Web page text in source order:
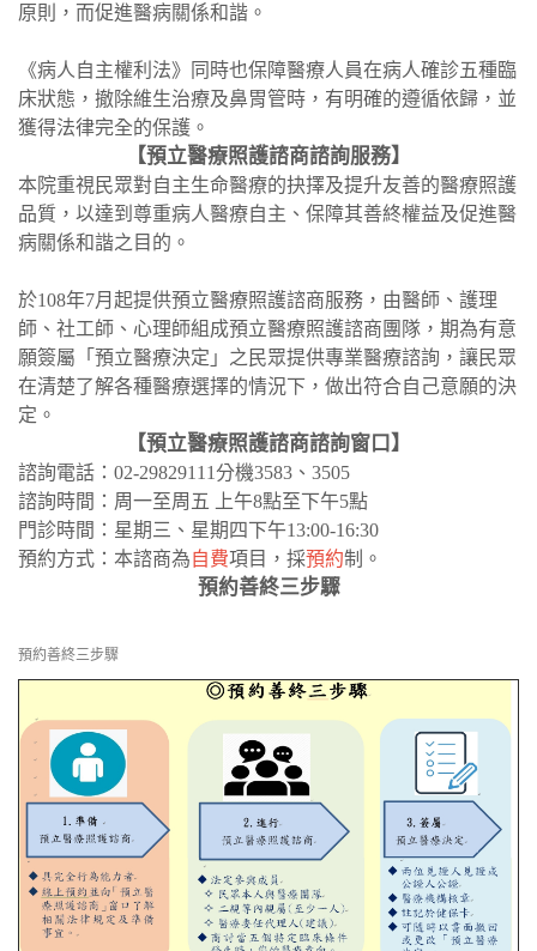
原則，而促進醫病關係和諧。
《病人自主權利法》同時也保障醫療人員在病人確診五種臨
床狀態，撤除維生治療及鼻胃管時，有明確的遵循依歸，並
獲得法律完全的保護。
【預立醫療照護諮商諮詢服務】
本院重視民眾對自主生命醫療的抉擇及提升友善的醫療照護
品質，以達到尊重病人醫療自主、保障其善終權益及促進醫
病關係和諧之目的。
於108年7月起提供預立醫療照護諮商服務，由醫師、護理
師、社工師、心理師組成預立醫療照護諮商團隊，期為有意
願簽屬「預立醫療決定」之民眾提供專業醫療諮詢，讓民眾
在清楚了解各種醫療選擇的情況下，做出符合自己意願的決
定。
【預立醫療照護諮商諮詢窗口】
諮詢電話：02-29829111分機3583、3505
諮詢時間：周一至周五 上午8點至下午5點
門診時間：星期三、星期四下午13:00-16:30
預約方式：本諮商為自費項目，採預約制。
預約善終三步驟
預約善終三步驟